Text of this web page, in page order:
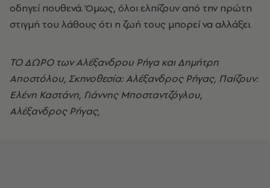
οδηγεί πουθενά. Όμως, όλοι ελπίζουν από την πρώτη
στιγμή του λάθους ότι η ζωή τους μπορεί να αλλάξει.
ΤΟ ΔΩΡΟ των Αλέξανδρου Ρήγα και Δημήτρη
Αποστόλου, Σκηνοθεσία: Αλέξανδρος Ρήγας, Παίζουν:
Ελένη Καστάνη, Γιάννης Μποσταντζόγλου,
Αλέξανδρος Ρήγας,